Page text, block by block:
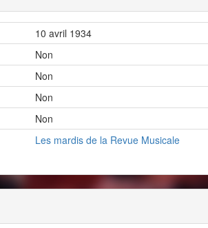
10 avril 1934
Non
Non
Non
Non
Les mardis de la Revue Musicale